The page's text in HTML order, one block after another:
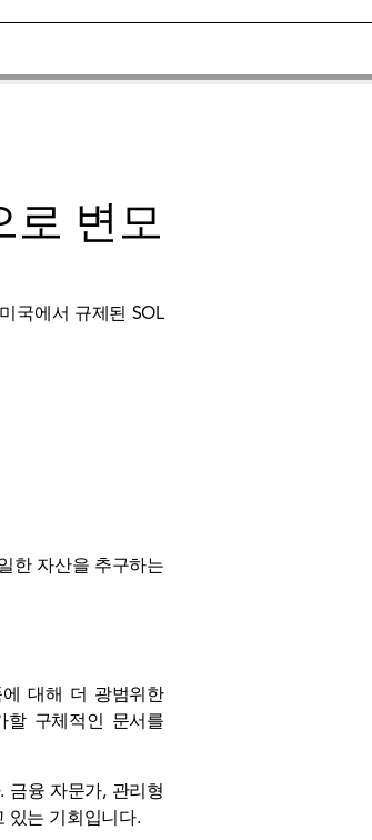
로 변모
국에서 규제된 SOL
한 자산을 추구하는
대해 더 광범위한
할 구체적인 문서를
금융 자문가, 관리형
있는 기회입니다.